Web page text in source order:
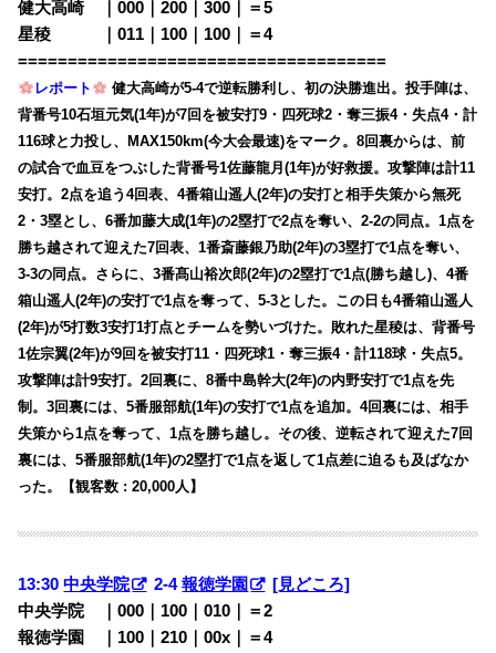
健大高崎 ｜000｜200｜300｜＝5
星稜 ｜011｜100｜100｜＝4
=====================================
レポート
健大高崎が5-4で逆転勝利し、初の決勝進出。投手陣は、
背番号10石垣元気(1年)が7回を被安打9・四死球2・奪三振4・失点4・計
116球と力投し、MAX150km(今大会最速)をマーク。8回裏からは、前
の試合で血豆をつぶした背番号1佐藤龍月(1年)が好救援。攻撃陣は計11
安打。2点を追う4回表、4番箱山遥人(2年)の安打と相手失策から無死
2・3塁とし、6番加藤大成(1年)の2塁打で2点を奪い、2-2の同点。1点を
勝ち越されて迎えた7回表、1番斎藤銀乃助(2年)の3塁打で1点を奪い、
3-3の同点。さらに、3番髙山裕次郎(2年)の2塁打で1点(勝ち越し)、4番
箱山遥人(2年)の安打で1点を奪って、5-3とした。この日も4番箱山遥人
(2年)が5打数3安打1打点とチームを勢いづけた。敗れた星稜は、背番号
1佐宗翼(2年)が9回を被安打11・四死球1・奪三振4・計118球・失点5。
攻撃陣は計9安打。2回裏に、8番中島幹大(2年)の内野安打で1点を先
制。3回裏には、5番服部航(1年)の安打で1点を追加。4回裏には、相手
失策から1点を奪って、1点を勝ち越し。その後、逆転されて迎えた7回
裏には、5番服部航(1年)の2塁打で1点を返して1点差に迫るも及ばなか
った。【観客数 : 20,000人】
13:30中央学院 2-4報徳学園
[見どころ]
中央学院 ｜000｜100｜010｜＝2
報徳学園 ｜100｜210｜00x｜＝4